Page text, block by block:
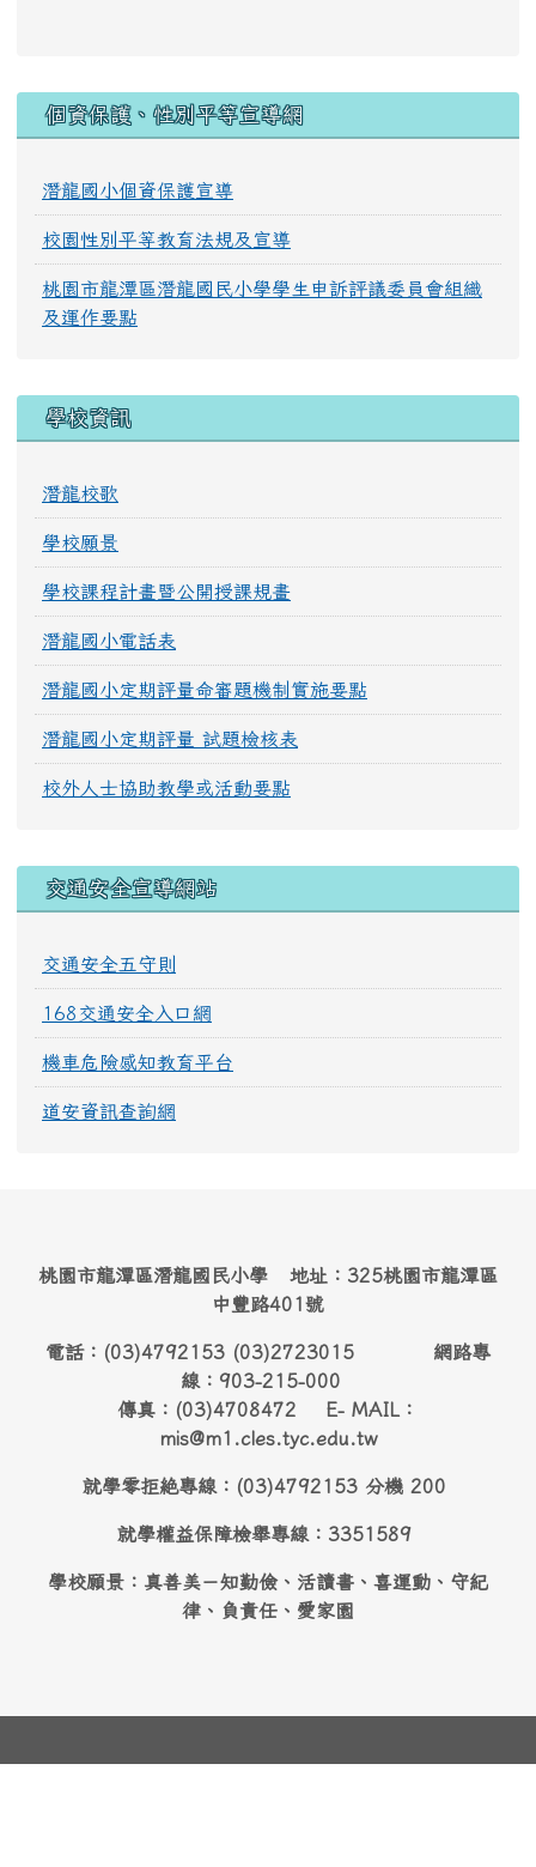
個資保護、性別平等宣導網
潛龍國小個資保護宣導
校園性別平等教育法規及宣導
桃園市龍潭區潛龍國民小學學生申訴評議委員會組織
及運作要點
學校資訊
潛龍校歌
學校願景
學校課程計畫暨公開授課規畫
潛龍國小電話表
潛龍國小定期評量命審題機制實施要點
潛龍國小定期評量 試題檢核表
校外人士協助教學或活動要點
交通安全宣導網站
交通安全五守則
168交通安全入口網
機車危險感知教育平台
道安資訊查詢網
桃園市龍潭區潛龍國民小學 地址：325桃園市龍潭區
中豐路401號
電話：(03)4792153 (03)2723015 網路專
線：903-215-000
傳真：(03)4708472 E- MAIL：
mis@m1.cles.tyc.edu.tw
就學零拒絶專線：(03)4792153 分機 200
就學權益保障檢舉專線：3351589
學校願景：真善美－知勤儉、活讀書、喜運動、守紀
律、負責任、愛家園